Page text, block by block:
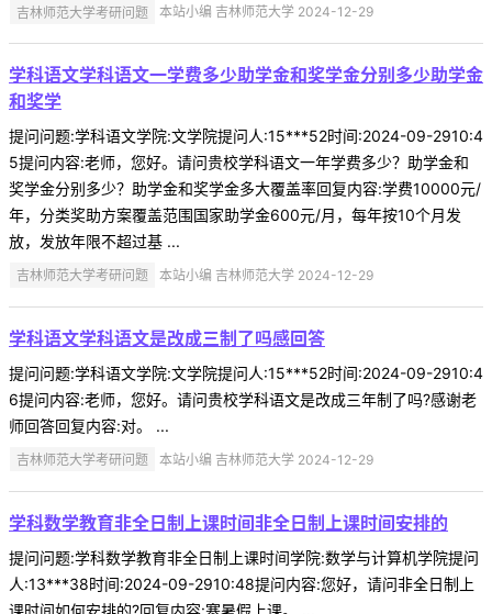
吉林师范大学考研问题 本站小编 吉林师范大学 2024-12-29
学科语文学科语文一学费多少助学金和奖学金分别多少助学金
和奖学
提问问题:学科语文学院:文学院提问人:15***52时间:2024-09-2910:4
5提问内容:老师，您好。请问贵校学科语文一年学费多少？助学金和
奖学金分别多少？助学金和奖学金多大覆盖率回复内容:学费10000元/
年，分类奖助方案覆盖范围国家助学金600元/月，每年按10个月发
放，发放年限不超过基 ...
吉林师范大学考研问题 本站小编 吉林师范大学 2024-12-29
学科语文学科语文是改成三制了吗感回答
提问问题:学科语文学院:文学院提问人:15***52时间:2024-09-2910:4
6提问内容:老师，您好。请问贵校学科语文是改成三年制了吗?感谢老
师回答回复内容:对。 ...
吉林师范大学考研问题 本站小编 吉林师范大学 2024-12-29
学科数学教育非全日制上课时间非全日制上课时间安排的
提问问题:学科数学教育非全日制上课时间学院:数学与计算机学院提问
人:13***38时间:2024-09-2910:48提问内容:您好，请问非全日制上
课时间如何安排的?回复内容:寒暑假上课。 ...